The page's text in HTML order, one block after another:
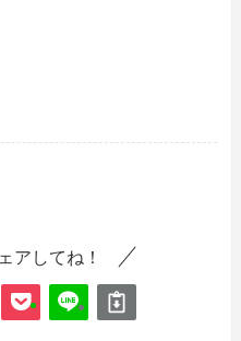
アしてね！